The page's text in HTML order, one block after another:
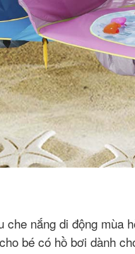
che nắng di động mùa
bé có hồ bơi dành